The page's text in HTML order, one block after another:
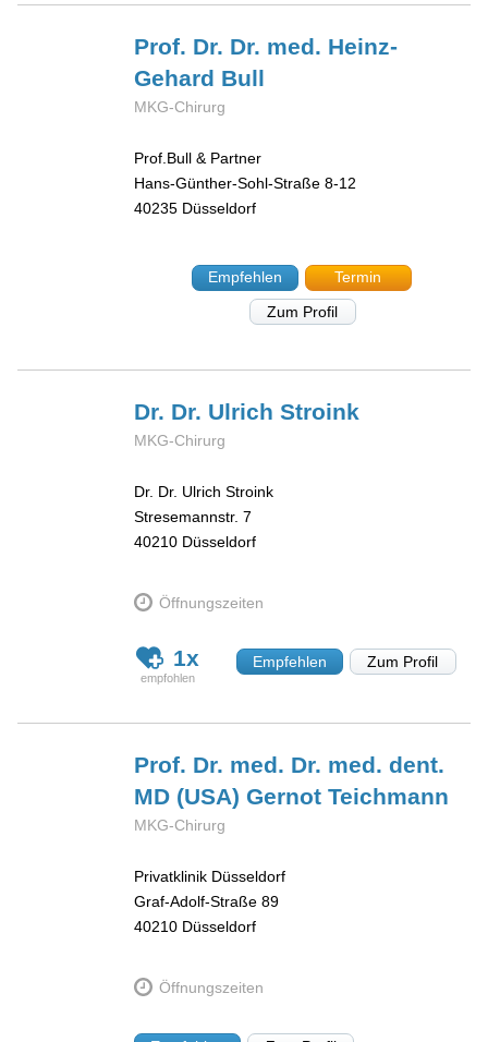
Prof. Dr. Dr. med. Heinz-
Gehard Bull
MKG-Chirurg
Prof.Bull & Partner
Hans-Günther-Sohl-Straße 8-12
40235 Düsseldorf
Empfehlen
Termin
Zum Profil
Dr. Dr. UlrichStroink
MKG-Chirurg
Dr. Dr. Ulrich Stroink
Stresemannstr. 7
40210 Düsseldorf
Öffnungszeiten
1x Empfehlen Zum Profil
Prof. Dr. med. Dr. med. dent.
MD (USA) GernotTeichmann
MKG-Chirurg
Privatklinik Düsseldorf
Graf-Adolf-Straße 89
40210 Düsseldorf
Öffnungszeiten